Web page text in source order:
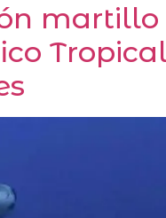
martillo